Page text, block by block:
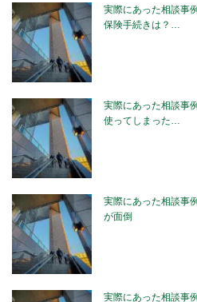
実際にあった相談事
保険手続きは？…
実際にあった相談事
使ってしまった…
実際にあった相談事
が面倒
実際にあった相談事